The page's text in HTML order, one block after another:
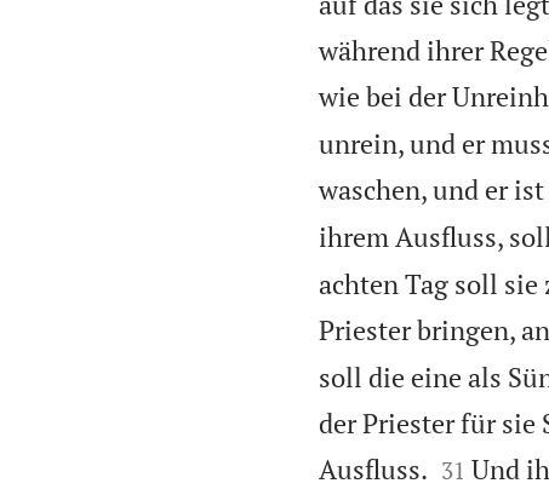
während ihrer
wie bei der
unrein, und er
waschen, und er
ihrem Ausfluss,
achten Tag soll
Priester bringen,
soll die eine als
der Priester für sie
Ausfluss.
31 Und